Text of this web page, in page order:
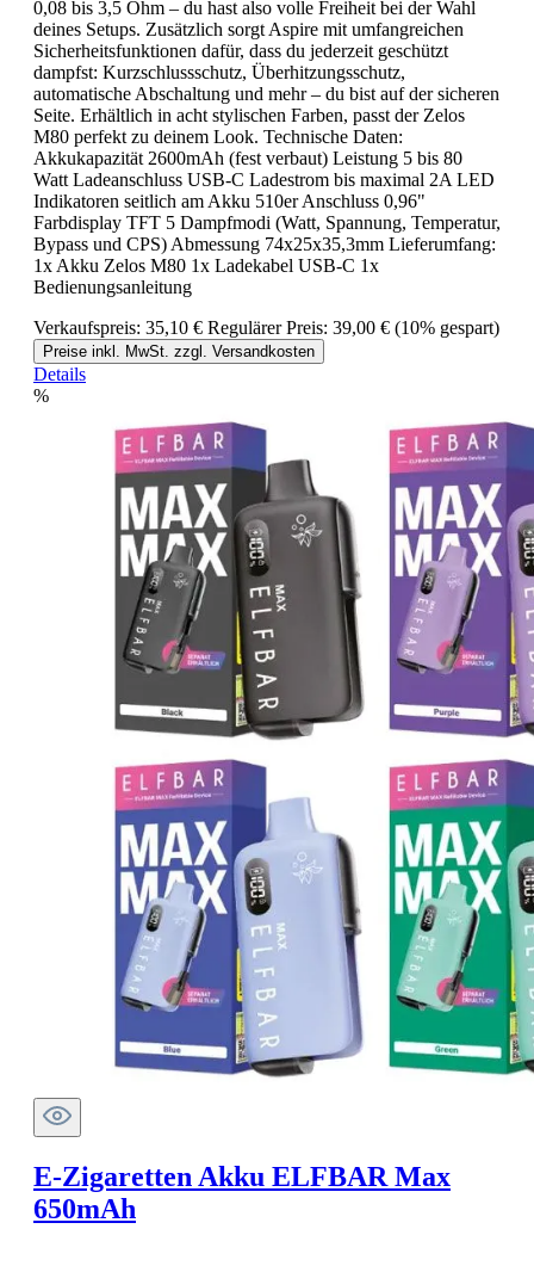
0,08 bis 3,5 Ohm – du hast also volle Freiheit bei der Wahl
deines Setups. Zusätzlich sorgt Aspire mit umfangreichen
Sicherheitsfunktionen dafür, dass du jederzeit geschützt
dampfst: Kurzschlussschutz, Überhitzungsschutz,
automatische Abschaltung und mehr – du bist auf der sicheren
Seite. Erhältlich in acht stylischen Farben, passt der Zelos
M80 perfekt zu deinem Look. Technische Daten:
Akkukapazität 2600mAh (fest verbaut) Leistung 5 bis 80
Watt Ladeanschluss USB-C Ladestrom bis maximal 2A LED
Indikatoren seitlich am Akku 510er Anschluss 0,96"
Farbdisplay TFT 5 Dampfmodi (Watt, Spannung, Temperatur,
Bypass und CPS) Abmessung 74x25x35,3mm Lieferumfang:
1x Akku Zelos M80 1x Ladekabel USB-C 1x
Bedienungsanleitung
Verkaufspreis: 35,10 € Regulärer Preis: 39,00 € (10% gespart)
Preise inkl. MwSt. zzgl. Versandkosten
Details
%
E-Zigaretten Akku ELFBAR Max
650mAh